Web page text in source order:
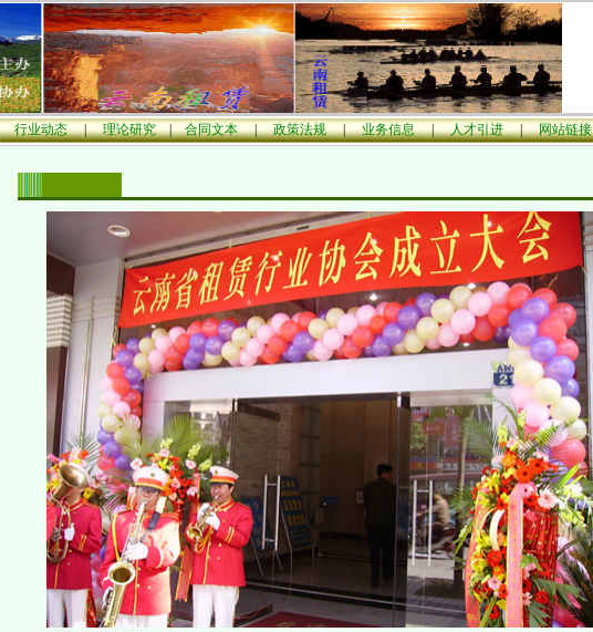
行业动态|理论研究|合同文本|政策法规|业务信息|人才引进|网站链接